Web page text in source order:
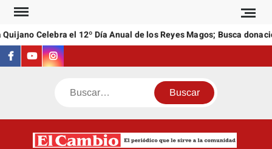
Saltar
contenidoCelebra el 12º Día Anual de los Reyes Magos; Busca
Facebook
YoutubeInstagram
Buscar